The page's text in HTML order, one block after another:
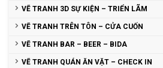
VẼ TRANH 3D SỰ KIỆN – TRIỂN LÃM
VẼ TRANH TRÊN TÔN – CỬA CUỐN
VẼ TRANH BAR – BEER – BIDA
VẼ TRANH QUÁN ĂN VẶT – CHECK IN